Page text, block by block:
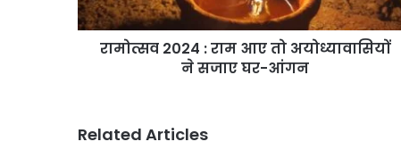
4
:
तो
रामोत्सव 2024 : राम आए तो अयोध्यावासियों
ने सजाए घर-आंगन
Related Articles